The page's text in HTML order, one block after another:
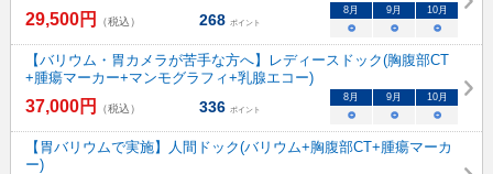
29,500円 （税込） 268 ポイント
8 月 9 月 10月
○ ○ ○
【バリウム・胃カメラが苦手な方へ】レディースドック(胸腹部CT
+腫瘍マーカー+マンモグラフィ+乳腺エコー)
37,000円 （税込） 336 ポイント
8 月 9 月 10月
○ ○ ○
【胃バリウムで実施】人間ドック(バリウム+胸腹部CT+腫瘍マーカ
ー)